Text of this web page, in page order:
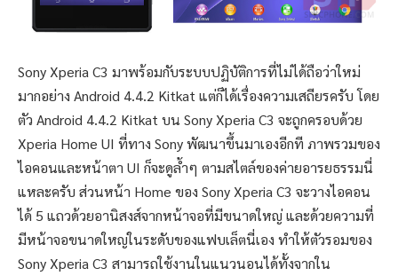
Sony Xperia C3 มาพร้อมกับระบบปฏิบัติการที่ไม่ได้ถือว่าใหม่
มากอย่าง Android 4.4.2 Kitkat แต่ก็ได้เรื่องความเสถียรครับ โดย
ตัว Android 4.4.2 Kitkat บน Sony Xperia C3 จะถูกครอบด้วย
Xperia Home UI ที่ทาง Sony พัฒนาขึ้นมาเองอีกที ภาพรวมของ
ไอคอนและหน้าตา UI ก็จะดูล้ำๆ ตามสไตล์ของค่ายอารยธรรมนี่
แหละครับ ส่วนหน้า Home ของ Sony Xperia C3 จะวางไอคอน
ได้ 5 แถวด้วยอานิสงส์จากหน้าจอที่มีขนาดใหญ่ และด้วยความที่
มีหน้าจอขนาดใหญ่ในระดับของแฟบเล็ตนี่เอง ทำให้ตัวรอมของ
Sony Xperia C3 สามารถใช้งานในแนวนอนได้ทั้งจากใน